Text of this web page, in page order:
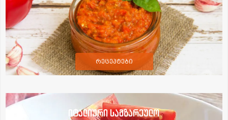
რეცეპტები
იტალიური სამზარეულო